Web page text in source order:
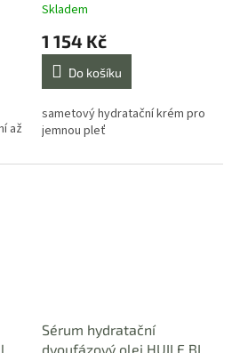
až
Průměrné
produktu
5,0
5
hvězdiček.
Skladem
1 154 Kč
Do košíku
sametový hydratační krém pro
jemnou pleť
Sérum hydratační
dvoufázový olej HUILE BI-